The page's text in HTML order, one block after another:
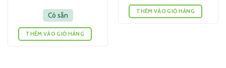
Có sẵn
THÊM VÀO GIỎ HÀNG
THÊM VÀO GIỎ HÀNG